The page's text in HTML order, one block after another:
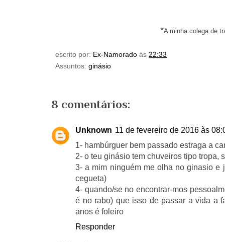
*A minha colega de
escrito por: Ex-Namorado às 22:33
Assuntos: ginásio
8 comentários:
Unknown 11 de fevereiro de 2016 às
1- hambúrguer bem passado estraga a
2- o teu ginásio tem chuveiros tipo tropa,
3- a mim ninguém me olha no ginasio e
cegueta)
4- quando/se no encontrar-mos
é no rabo) que isso de passar a vida a
anos é foleiro
Responder